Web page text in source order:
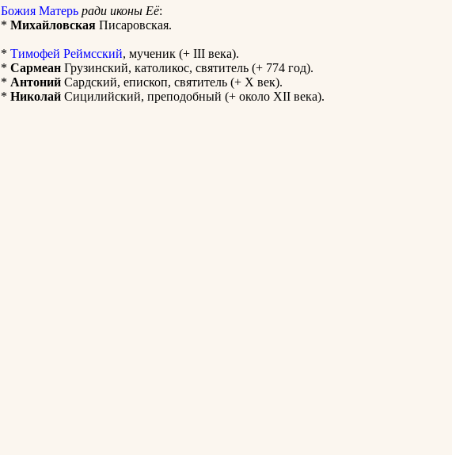
Божия Матерь ради иконы Её:
* Михайловская Писаровская.
* Тимофей Реймсский, мученик (+ III века).
* Сармеан Грузинский, католикос, святитель (+ 774 год).
* Антоний Сардский, епископ, святитель (+ Х век).
* Николай Сицилийский, преподобный (+ около XII века).